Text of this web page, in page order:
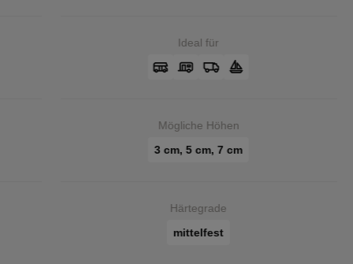
Ideal für
Mögliche Höhen
3 cm, 5 cm, 7 cm
Härtegrade
mittelfest